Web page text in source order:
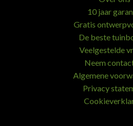
10 jaar
Gratis
De beste
Veelgestelde
Neem
Algemene
Privacy